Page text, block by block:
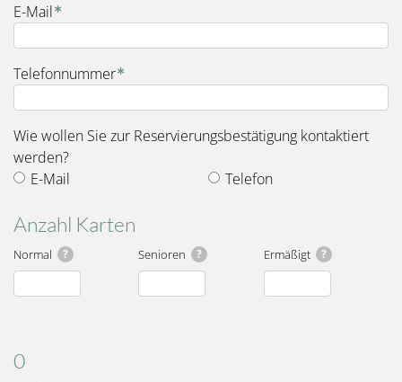
E-Mail
Telefonnummer
Wie wollen Sie zur Reservierungsbestätigung kontaktiert
werden?
E-Mail
Telefon
Anzahl Karten
?
Normal ?
Senioren ?
Ermäßigt
Gesamt
0